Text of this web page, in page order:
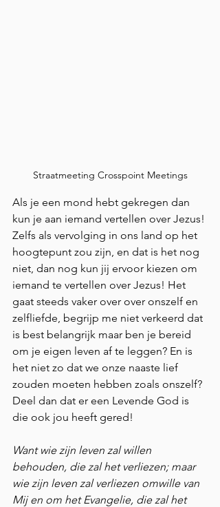
Straatmeeting Crosspoint Meetings
Als je een mond hebt gekregen dan
kun je aan iemand vertellen over Jezus!
Zelfs als vervolging in ons land op het
hoogtepunt zou zijn, en dat is het nog
niet, dan nog kun jij ervoor kiezen om
iemand te vertellen over Jezus! Het
gaat steeds vaker over over onszelf en
zelfliefde, begrijp me niet verkeerd dat
is best belangrijk maar ben je bereid
om je eigen leven af te leggen? En is
het niet zo dat we onze naaste lief
zouden moeten hebben zoals onszelf?
Deel dan dat er een Levende God is
die ook jou heeft gered!
Want wie zijn leven zal willen
behouden, die zal het verliezen; maar
wie zijn leven zal verliezen omwille van
Mij en om het Evangelie, die zal het